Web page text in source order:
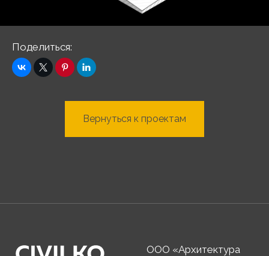
Поделиться:
Вернуться к проектам
ООО «Архитектура